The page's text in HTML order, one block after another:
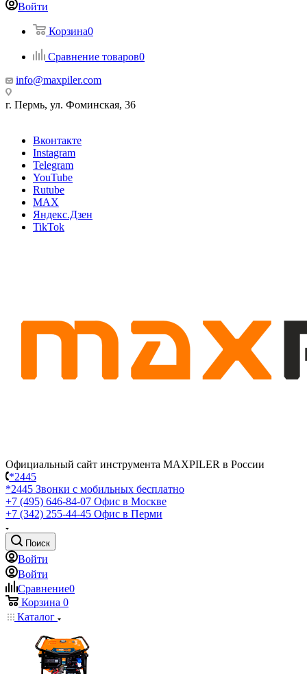
Войти
Корзина0
Сравнение товаров0
info@maxpiler.com
г. Пермь, ул. Фоминская, 36
Вконтакте
Instagram
Telegram
YouTube
Rutube
MAX
Яндекс.Дзен
TikTok
Официальный сайт инструмента MAXPILER в России
*2445
*2445 Звонки с мобильных бесплатно
+7 (495) 646-84-07 Офис в Москве
+7 (342) 255-44-45 Офис в Перми
Поиск
Войти
Войти
Сравнение0
Корзина 0
Каталог